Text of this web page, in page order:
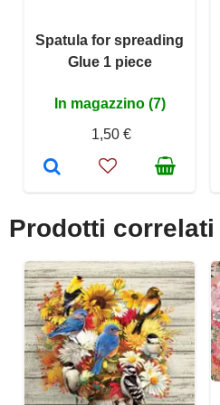
Spatula for spreading
Glue 1 piece
In magazzino (7)
1,50 €
Prodotti correlati